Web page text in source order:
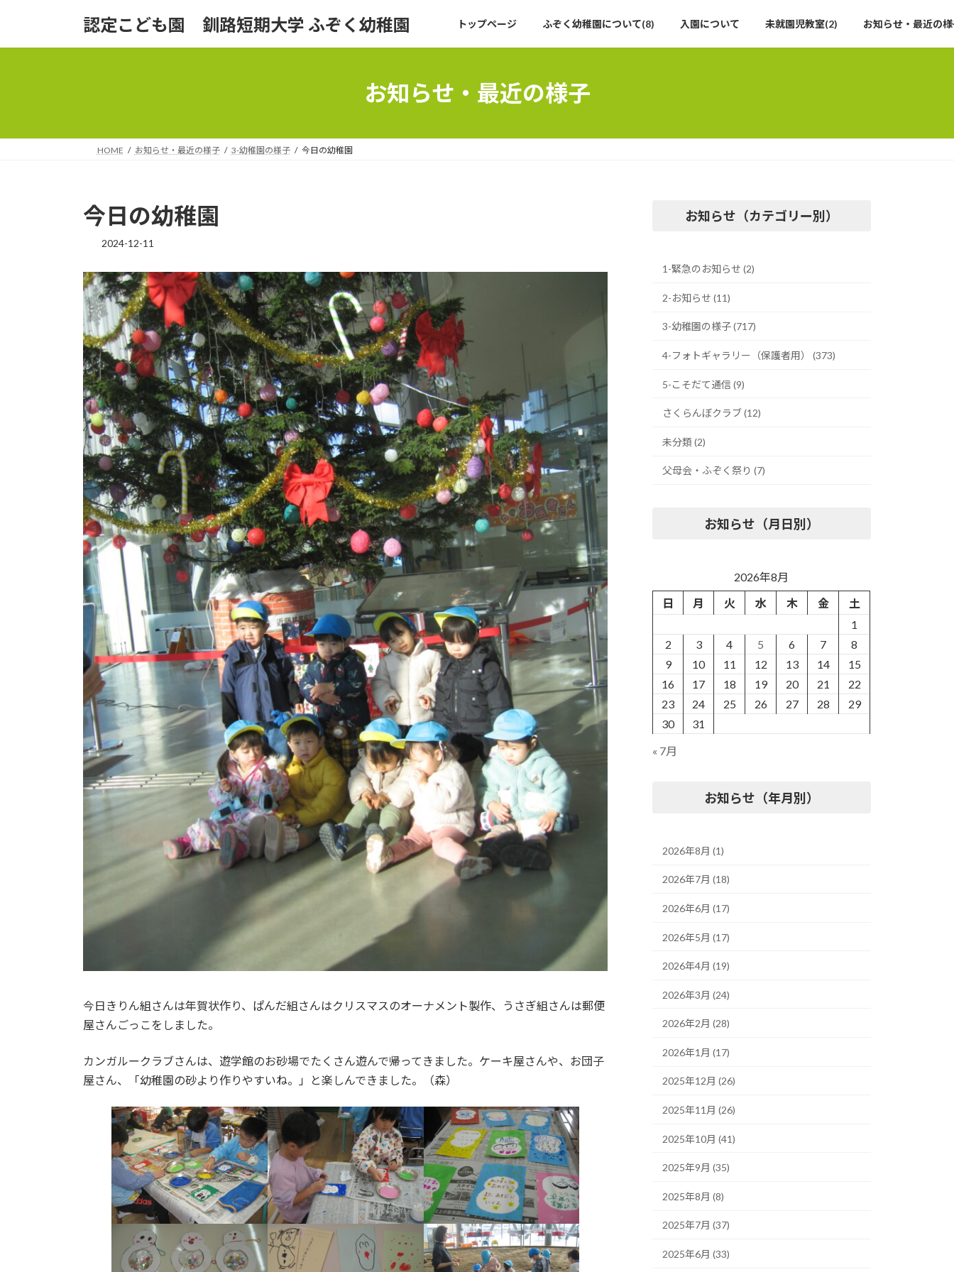
認定こども園 釧路短期大学 ふぞく幼稚園 トップページ ふぞく幼稚園について(8) 入園について 未就園児教室(2) お知らせ・最近の
お知らせ・最近の様子
HOME お知らせ・最近の様子 3-幼稚園の様子 今日の幼稚園
今日の幼稚園
2024-12-11
今日きりん組さんは年賀状作り、ぱんだ組さんはクリスマスのオーナメント製作、うさぎ組さんは郵便
屋さんごっこをしました。
カンガルークラブさんは、遊学館のお砂場でたくさん遊んで帰ってきました。ケーキ屋さんや、お団子
屋さん、「幼稚園の砂より作りやすいね。」と楽しんできました。（森）
お知らせ（カテゴリー別）
1-緊急のお知らせ (2)
2-お知らせ (11)
3-幼稚園の様子 (717)
4-フォトギャラリー（保護者用） (373)
5-こそだて通信 (9)
さくらんぼクラブ (12)
未分類 (2)
父母会・ふぞく祭り (7)
お知らせ（月日別）
2026年8月
日
月 火 水 木 金
土
1
2
3 4 5 6 7
8
9
10 11 12 13 14
15
16
17 18 19 20 21
22
23
24 25 26 27 28
29
30
31
« 7月
お知らせ（年月別）
2026年8月 (1)
2026年7月 (18)
2026年6月 (17)
2026年5月 (17)
2026年4月 (19)
2026年3月 (24)
2026年2月 (28)
2026年1月 (17)
2025年12月 (26)
2025年11月 (26)
2025年10月 (41)
2025年9月 (35)
2025年8月 (8)
2025年7月 (37)
2025年6月 (33)